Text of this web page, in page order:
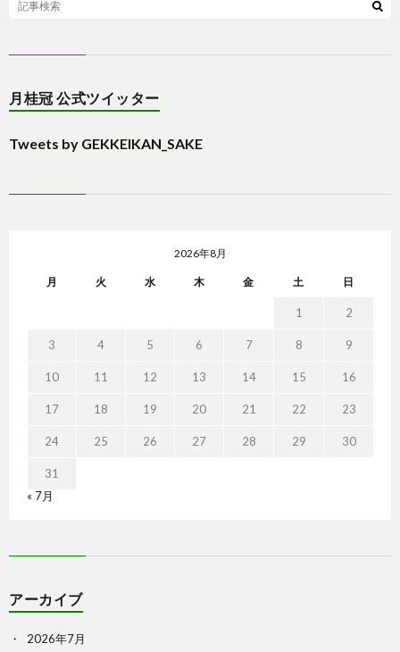
月桂冠 公式ツイッター
Tweets by GEKKEIKAN_SAKE
2026年8月
月 火 水 木 金 土 日
1 2
3 4 5 6 7 8 9
10 11 12 13 14 15 16
17 18 19 20 21 22 23
24 25 26 27 28 29 30
31
« 7月
アーカイブ
2026年7月